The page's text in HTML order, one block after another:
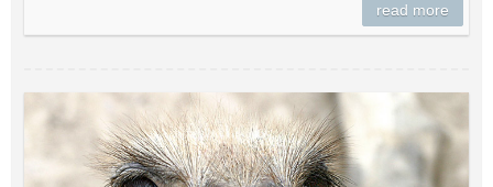
read more